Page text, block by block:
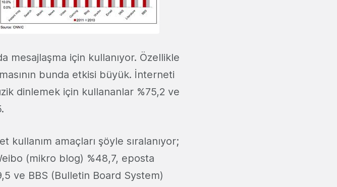
mesajlaşma için kullanıyor. Özellikle
bunda etkisi büyük. İnterneti
dinlemek için kullananlar %75,2 ve
kullanım amaçları şöyle sıralanıyor;
(mikro blog) %48,7, eposta
ve BBS (Bulletin Board System)